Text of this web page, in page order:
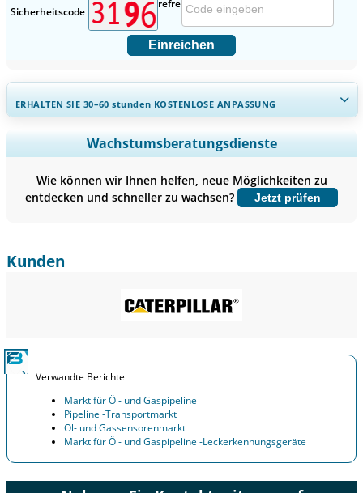
Sicherheitscode
Einreichen
ERHALTEN SIE 30–60stunden KOSTENLOSE ANPASSUNG
Regionale und länderspezifische Abdeckung erweitern,
Segmentanalyse, Unternehmensprofile, Wettbewerbs-
Jetzt anpassen
Wachstumsberatungsdienste
Wie können wir Ihnen helfen, neue Möglichkeiten zu
entdecken und schneller zu wachsen?
Jetzt prüfen
Kunden
Verwandte Berichte
Markt für Öl- und Gaspipeline
Pipeline -Transportmarkt
Öl- und Gassensorenmarkt
Markt für Öl- und Gaspipeline -Leckerkennungsgeräte